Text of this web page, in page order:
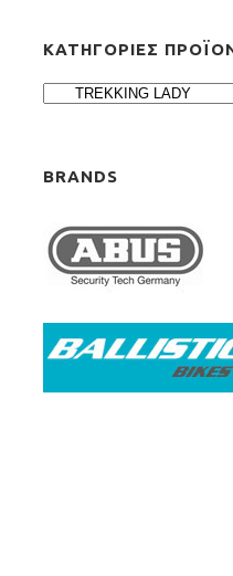
ΚΑΤΗΓΟΡΊΕΣ
BRANDS